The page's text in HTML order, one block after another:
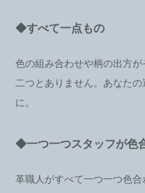
◆すべて一点もの
色の組み合わせや柄の出方
二つとありません。あなた
に。
◆一つ一つスタッフが色
革職人がすべて一つ一つ色